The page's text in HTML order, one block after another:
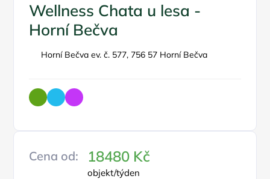
Wellness Chata u lesa -
Horní Bečva
Horní Bečva ev. č. 577, 756 57 Horní Bečva
Cena od: 18480 Kč
objekt/týden